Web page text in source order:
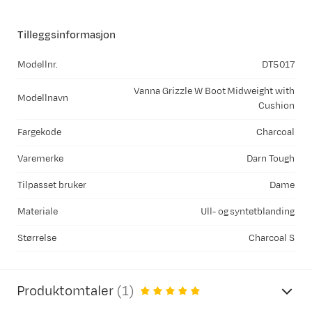
Tilleggsinformasjon
Modellnr. DT5017
Modellnavn
Vanna Grizzle W Boot Midweight with
Cushion
Fargekode Charcoal
Varemerke Darn Tough
Tilpasset bruker Dame
Materiale Ull- og syntetblanding
Størrelse Charcoal S
Produktomtaler (1)